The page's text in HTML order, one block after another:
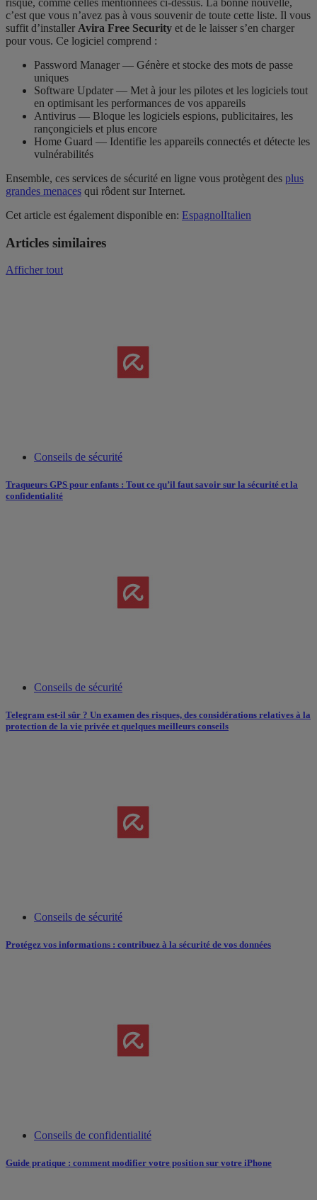
c’est que vous n’avez pas à vous souvenir de toute cette liste. Il vous
suffit d’installer Avira Free Security et de le laisser s’en charger
pour vous. Ce logiciel comprend :
Password Manager — Génère et stocke des mots de passe
uniques
Software Updater — Met à jour les pilotes et les logiciels tout
en optimisant les performances de vos appareils
Antivirus — Bloque les logiciels espions, publicitaires, les
rançongiciels et plus encore
Home Guard — Identifie les appareils connectés et détecte les
vulnérabilités
Ensemble, ces services de sécurité en ligne vous protègent des plus
grandes menaces qui rôdent sur Internet.
Cet article est également disponible en: EspagnolItalien
Articles similaires
Afficher tout
Conseils de sécurité
Traqueurs GPS pour enfants : Tout ce qu’il faut savoir sur la sécurité et la
confidentialité
Conseils de sécurité
Telegram est-il sûr ? Un examen des risques, des considérations relatives à la
protection de la vie privée et quelques meilleurs conseils
Conseils de sécurité
Protégez vos informations : contribuez à la sécurité de vos données
Conseils de confidentialité
Guide pratique : comment modifier votre position sur votre iPhone